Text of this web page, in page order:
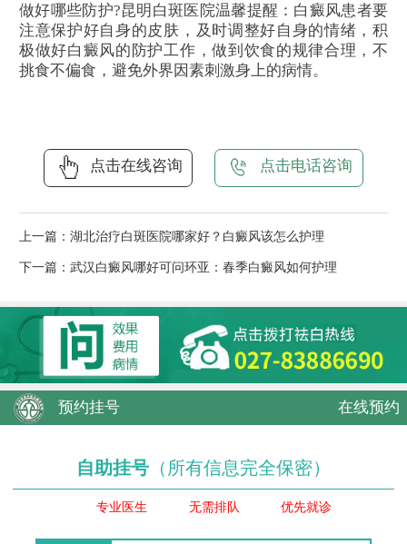
做好哪些防护?昆明白斑医院温馨提醒：白癜风患者要
注意保护好自身的皮肤，及时调整好自身的情绪，积
极做好白癜风的防护工作，做到饮食的规律合理，不
挑食不偏食，避免外界因素刺激身上的病情。
点击在线咨询 点击电话咨询
上一篇： 湖北治疗白斑医院哪家好？白癜风该怎么护理
下一篇： 武汉白癜风哪好可问环亚：春季白癜风如何护理
预约挂号 在线预约
自助挂号 （所有信息完全保密）
专业医生 无需排队 优先就诊